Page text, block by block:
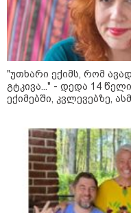
"უთხარი ექიმს, რომ
გტკივა..." - დედა 14
ექიმებში, კვლევებზე,